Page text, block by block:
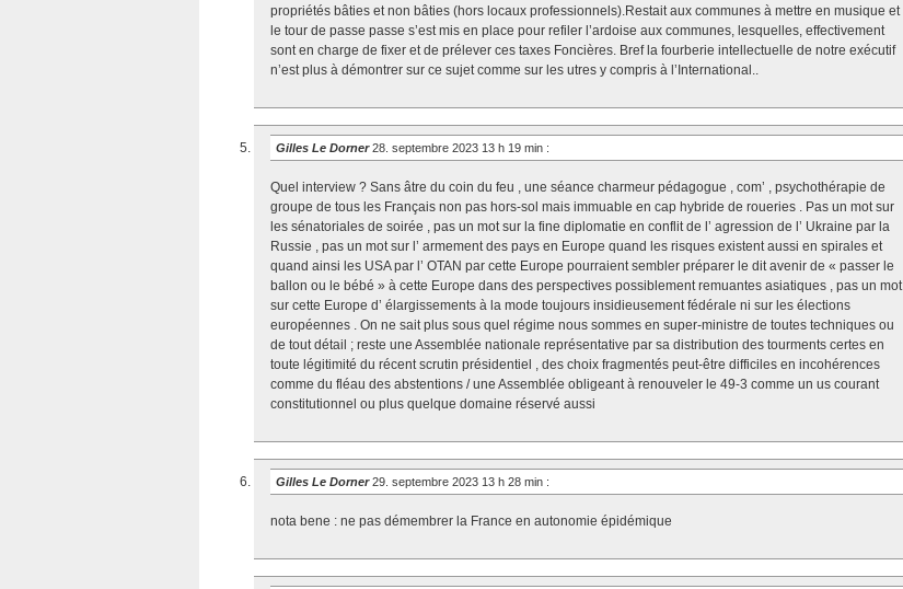
propriétés bâties et non bâties (hors locaux professionnels).Restait aux communes à mettre en musique et
le tour de passe passe s’est mis en place pour refiler l’ardoise aux communes, lesquelles, effectivement
sont en charge de fixer et de prélever ces taxes Foncières. Bref la fourberie intellectuelle de notre exécutif
n’est plus à démontrer sur ce sujet comme sur les utres y compris à l’International..
Gilles Le Dorner28. septembre 2023 13 h 19 min :
Quel interview ? Sans âtre du coin du feu , une séance charmeur pédagogue , com’ , psychothérapie de
groupe de tous les Français non pas hors-sol mais immuable en cap hybride de roueries . Pas un mot sur
les sénatoriales de soirée , pas un mot sur la fine diplomatie en conflit de l’ agression de l’ Ukraine par la
Russie , pas un mot sur l’ armement des pays en Europe quand les risques existent aussi en spirales et
quand ainsi les USA par l’ OTAN par cette Europe pourraient sembler préparer le dit avenir de « passer le
ballon ou le bébé » à cette Europe dans des perspectives possiblement remuantes asiatiques , pas un mot
sur cette Europe d’ élargissements à la mode toujours insidieusement fédérale ni sur les élections
européennes . On ne sait plus sous quel régime nous sommes en super-ministre de toutes techniques ou
de tout détail ; reste une Assemblée nationale représentative par sa distribution des tourments certes en
toute légitimité du récent scrutin présidentiel , des choix fragmentés peut-être difficiles en incohérences
comme du fléau des abstentions / une Assemblée obligeant à renouveler le 49-3 comme un us courant
constitutionnel ou plus quelque domaine réservé aussi
Gilles Le Dorner29. septembre 2023 13 h 28 min :
nota bene : ne pas démembrer la France en autonomie épidémique